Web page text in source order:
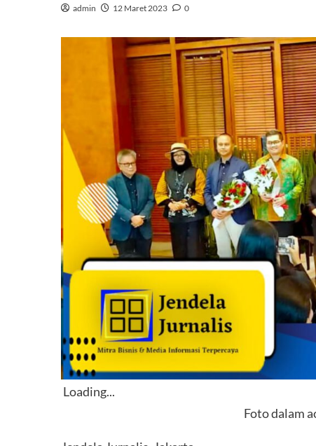
admin 12 Maret 2023 0
Loading...
Foto dalam